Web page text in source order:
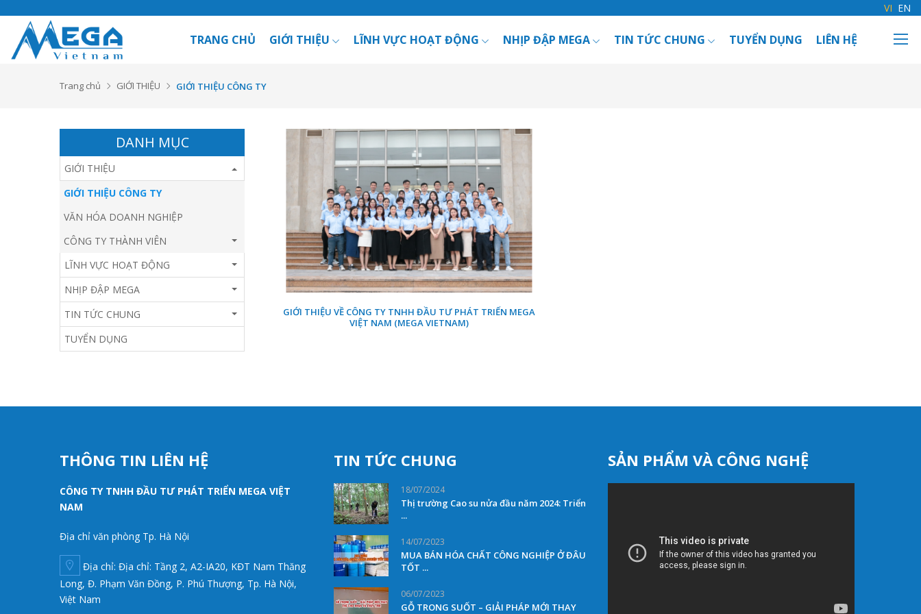
VI EN
TRANG CHỦ GIỚI THIỆU LĨNH VỰC HOẠT ĐỘNG NHỊP ĐẬP MEGA TIN TỨC CHUNG TUYỂN DỤNG LIÊN HỆ
Trang chủ GIỚI THIỆU GIỚI THIỆU CÔNG TY
DANH MỤC
GIỚI THIỆU
GIỚI THIỆU CÔNG TY
VĂN HÓA DOANH NGHIỆP
CÔNG TY THÀNH VIÊN
LĨNH VỰC HOẠT ĐỘNG
NHỊP ĐẬP MEGA
TIN TỨC CHUNG
TUYỂN DỤNG
GIỚI THIỆU VỀ CÔNG TY TNHH ĐẦU TƯ PHÁT TRIỂN MEGA
VIỆT NAM (MEGA VIETNAM)
THÔNG TIN LIÊN HỆ
CÔNG TY TNHH ĐẦU TƯ PHÁT TRIỂN MEGA VIỆT
NAM
Địa chỉ văn phòng Tp. Hà Nội
Địa chỉ: Địa chỉ: Tầng 2, A2-IA20, KĐT Nam Thăng
Long, Đ. Phạm Văn Đồng, P. Phú Thượng, Tp. Hà Nội,
Việt Nam
TIN TỨC CHUNG
18/07/2024
Thị trường Cao su nửa đầu năm 2024: Triển
...
14/07/2023
MUA BÁN HÓA CHẤT CÔNG NGHIỆP Ở ĐÂU
TỐT ...
06/07/2023
GỖ TRONG SUỐT – GIẢI PHÁP MỚI THAY
SẢN PHẨM VÀ CÔNG NGHỆ